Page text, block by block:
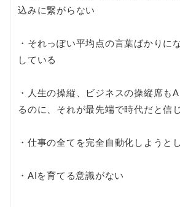
込みに繋がらない
・それっぽい平均点の言葉ばかりに
している
・人生の操縦、ビジネスの操縦席も
るのに、それが最先端で時代だと信
・仕事の全てを完全自動化しようと
・AIを育てる意識がない